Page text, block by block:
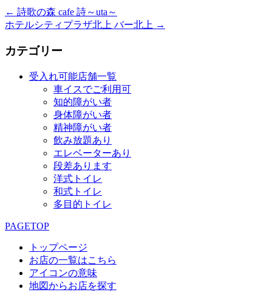
← 詩歌の森 cafe 詩～uta～
ホテルシティプラザ北上 バー北上 →
カテゴリー
受入れ可能店舗一覧
車イスでご利用可
知的障がい者
身体障がい者
精神障がい者
飲み放題あり
エレベーターあり
段差あります
洋式トイレ
和式トイレ
多目的トイレ
PAGETOP
トップページ
お店の一覧はこちら
アイコンの意味
地図からお店を探す